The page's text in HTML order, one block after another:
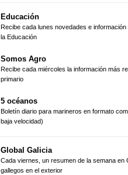
Educación
Recibe cada lunes novedades e información
la Educación
Somos Agro
Recibe cada miércoles la información más
primario
5 océanos
Boletín diario para marineros en formato
baja velocidad)
Global Galicia
Cada viernes, un resumen de la semana en
gallegos en el exterior